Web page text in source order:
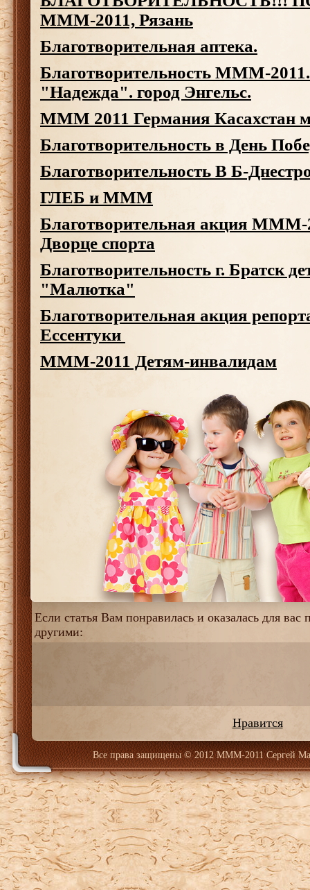
МММ-2011, Рязань
Благотворительная аптека.
Благотворительность МММ-
"Надежда". город Энгельс.
MMM 2011 Германия Касахстан
Благотворительность в День
Благотворительность В Б-
ГЛЕБ и МММ
Благотворительная акция МММ-
Дворце спорта
Благотворительность г. Братск
"Малютка"
Благотворительная акция
Ессентуки
МММ-2011 Детям-инвалидам
Если статья Вам понравилась и оказалась для вас
другими:
Нравится
Все права защищены© 2012 МММ-2011 Сергей